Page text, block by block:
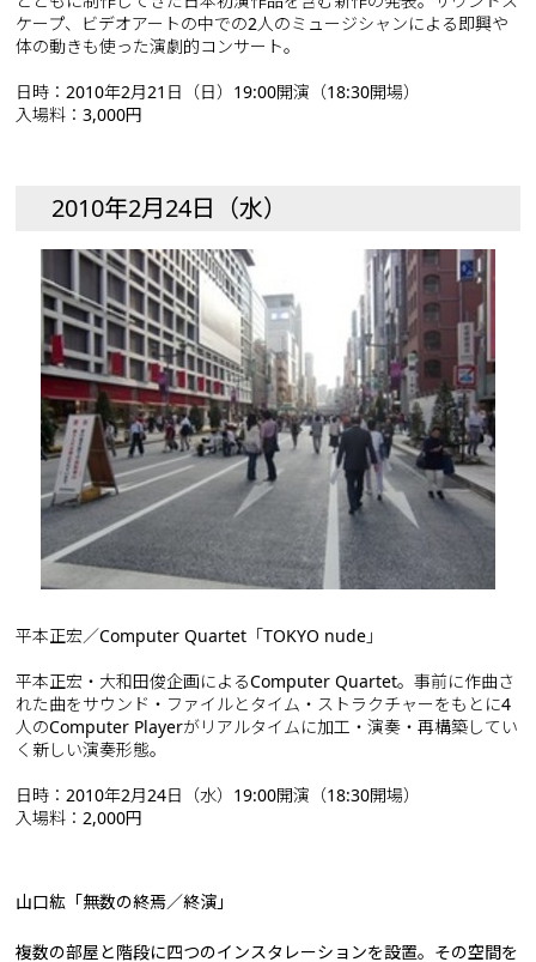
ケープ、ビデオアートの中での2人のミュージシャンによる即興や
体の動きも使った演劇的コンサート。
日時：2010年2月21日（日）19:00開演（18:30開場）
入場料：3,000円
2010年2月24日（水）
平本正宏／Computer Quartet「TOKYO nude」
平本正宏・大和田俊企画によるComputer Quartet。事前に作曲さ
れた曲をサウンド・ファイルとタイム・ストラクチャーをもとに4
人のComputer Playerがリアルタイムに加工・演奏・再構築してい
く新しい演奏形態。
日時：2010年2月24日（水）19:00開演（18:30開場）
入場料：2,000円
山口紘「無数の終焉／終演」
複数の部屋と階段に四つのインスタレーションを設置。その空間を